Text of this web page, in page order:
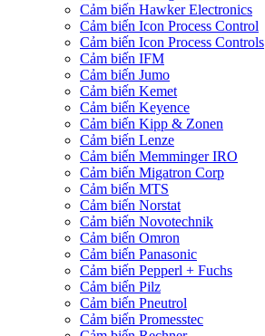
Cảm biến Hawker Electronics
Cảm biến Icon Process Control
Cảm biến Icon Process Controls
Cảm biến IFM
Cảm biến Jumo
Cảm biến Kemet
Cảm biến Keyence
Cảm biến Kipp & Zonen
Cảm biến Lenze
Cảm biến Memminger IRO
Cảm biến Migatron Corp
Cảm biến MTS
Cảm biến Norstat
Cảm biến Novotechnik
Cảm biến Omron
Cảm biến Panasonic
Cảm biến Pepperl + Fuchs
Cảm biến Pilz
Cảm biến Pneutrol
Cảm biến Promesstec